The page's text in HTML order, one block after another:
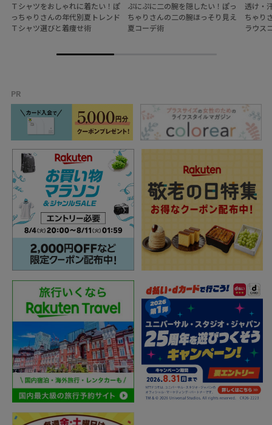
Ｔシャツをおしゃれに着たい！ぽ
っちゃりさんの年代別夏トレンド
Ｔシャツ選びと着痩せ術
ぷにぷに二の腕を隠したい！ぽっ
ちゃりさんの二の腕ほっそり見え
夏コーデ術
透け・
ちゃり
ラウス
PR